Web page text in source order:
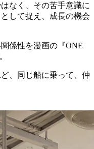
なく、その苦手意識に
して捉え、成長の機会
係性を漫画の『ONE
、同じ船に乗って、仲